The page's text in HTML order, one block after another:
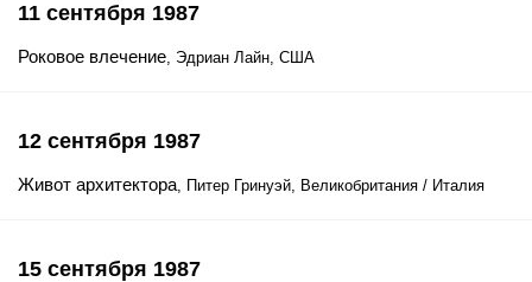
11 сентября 1987
Роковое влечение, Эдриан Лайн, США
12 сентября 1987
Живот архитектора, Питер Гринуэй, Великобритания / Италия
15 сентября 1987